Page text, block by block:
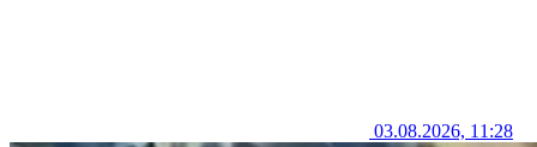
03.08.2026, 11:28